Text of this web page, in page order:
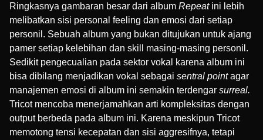
Ringkasnya gambaran besar dari album Repeat ini lebih
melibatkan sisi personal feeling dan emosi dari setiap
personil. Sebuah album yang bukan ditujukan untuk ajang
pamer setiap kelebihan dan skill masing-masing personil.
Sedikit pengecualian pada sektor vokal karena album ini
bisa dibilang menjadikan vokal sebagai sentral pointagar
manajemen emosi di album ini semakin terdengar surreal.
Tricot mencoba menerjamahkan arti kompleksitas dengan
output berbeda pada album ini. Karena meskipun Tricot
memotong tensi kecepatan dan sisi aggresifnya, tetapi